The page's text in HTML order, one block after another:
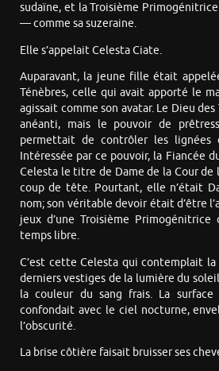
sudaïne, et la Troisième
— comme sa suzeraine.
Elle s’appelait Celesta Ciate.
Auparavant, la jeune fille était
Ténèbres, celle qui avait apporté le
agissait comme son avatar. Le Dieu
anéanti, mais le pouvoir de
permettait de contrôler les lignées
Intéressée par ce pouvoir, la Fiancée
Celesta le titre de Dame de la Cour de
coup de tête. Pourtant, elle n’était
nom; son véritable devoir était d’être
jeux d’une Troisième
temps libre.
C’est cette Celesta qui contemplait la
derniers vestiges de la lumière du
la couleur du sang frais. La
confondait avec le ciel nocturne,
l’obscurité.
La brise côtière faisait bruisser ses